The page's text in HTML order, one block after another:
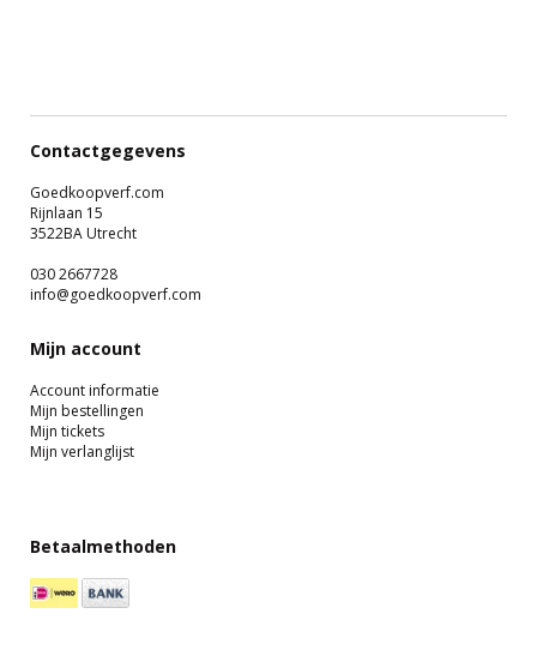
Contactgegevens
Goedkoopverf.com
Rijnlaan 15
3522BA Utrecht
030 2667728
info@goedkoopverf.com
Mijn account
Account informatie
Mijn bestellingen
Mijn tickets
Mijn verlanglijst
Betaalmethoden